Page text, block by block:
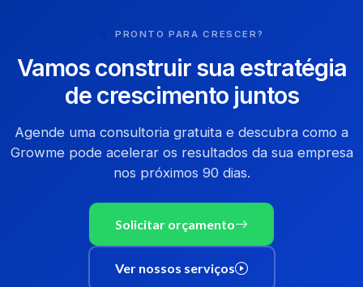
PRONTO PARA CRESCER?
Vamos construir sua estratégia
de crescimento juntos
Agende uma consultoria gratuita e descubra como a
Growme pode acelerar os resultados da sua empresa
nos próximos 90 dias.
Solicitar orçamento
Ver nossos serviços